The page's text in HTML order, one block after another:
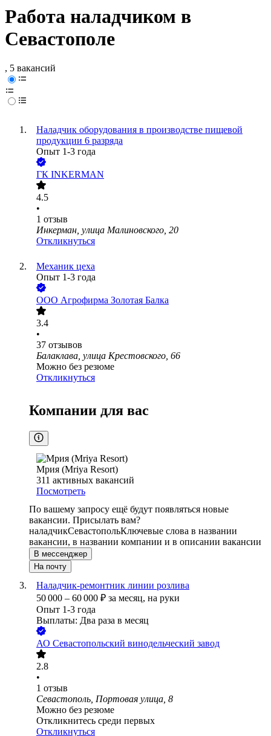
Работа наладчиком в
Севастополе
, 5 вакансий
Наладчик оборудования в производстве пищевой
продукции 6 разряда
Опыт 1-3 года
ГК INKERMAN
4.5
•
1 отзыв
Инкерман, улица Малиновского, 20
Откликнуться
Механик цеха
Опыт 1-3 года
ООО Агрофирма Золотая Балка
3.4
•
37 отзывов
Балаклава, улица Крестовского, 66
Можно без резюме
Откликнуться
Компании для вас
Мрия (Mriya Resort)
311 активных вакансий
Посмотреть
По вашему запросу ещё будут появляться новые
вакансии. Присылать вам?
наладчикСевастопольКлючевые слова в названии
вакансии, в названии компании и в описании вакансии
В мессенджер
На почту
Наладчик-ремонтник линии розлива
50 000 – 60 000 ₽ за месяц, на руки
Опыт 1-3 года
Выплаты: Два раза в месяц
АО Севастопольский винодельческий завод
2.8
•
1 отзыв
Севастополь, Портовая улица, 8
Можно без резюме
Откликнитесь среди первых
Откликнуться